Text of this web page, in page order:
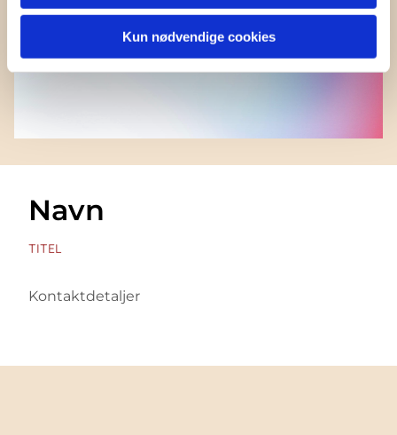
Kun nødvendige cookies
Navn
TITEL
Kontaktdetaljer